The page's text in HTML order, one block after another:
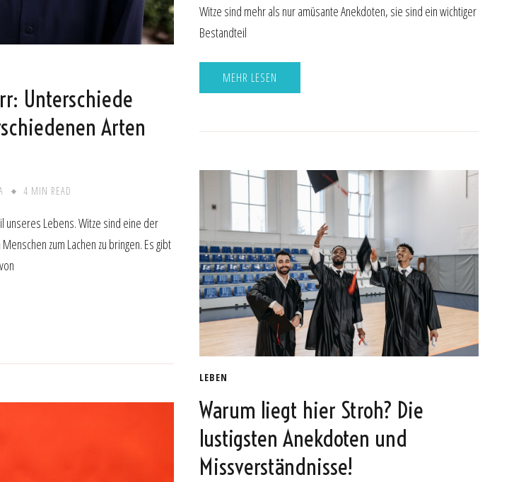
Unterschiede
Arten
4 MIN READ
unseres Lebens. Witze sind eine der
zum Lachen zu bringen. Es gibt
Witze sind mehr als nur amüsante Anekdoten, sie sind ein wichtiger
Bestandteil
MEHR LESEN
LEBEN
Warum liegt hier Stroh? Die
lustigsten Anekdoten und
Missverständnisse!